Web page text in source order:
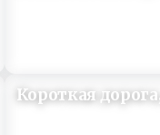
Короткая